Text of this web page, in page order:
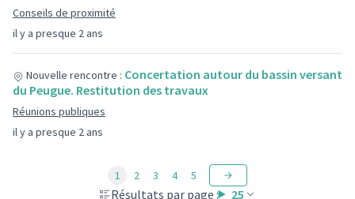
il y a presque 2 ans
Conseils de proximité
il y a presque 2 ans
Nouvelle rencontre : Concertation autour du bassin versant
du Peugue. Restitution des travaux
Réunions publiques
Résultats par page : 25
1 2 3 4 5